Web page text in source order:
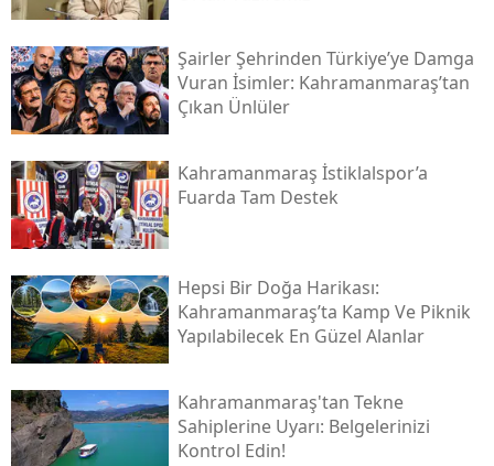
Şairler Şehrinden Türkiye’ye Damga
Vuran İsimler: Kahramanmaraş’tan
Çıkan Ünlüler
Kahramanmaraş İstiklalspor’a
Fuarda Tam Destek
Hepsi Bir Doğa Harikası:
Kahramanmaraş’ta Kamp Ve Piknik
Yapılabilecek En Güzel Alanlar
Kahramanmaraş'tan Tekne
Sahiplerine Uyarı: Belgelerinizi
Kontrol Edin!